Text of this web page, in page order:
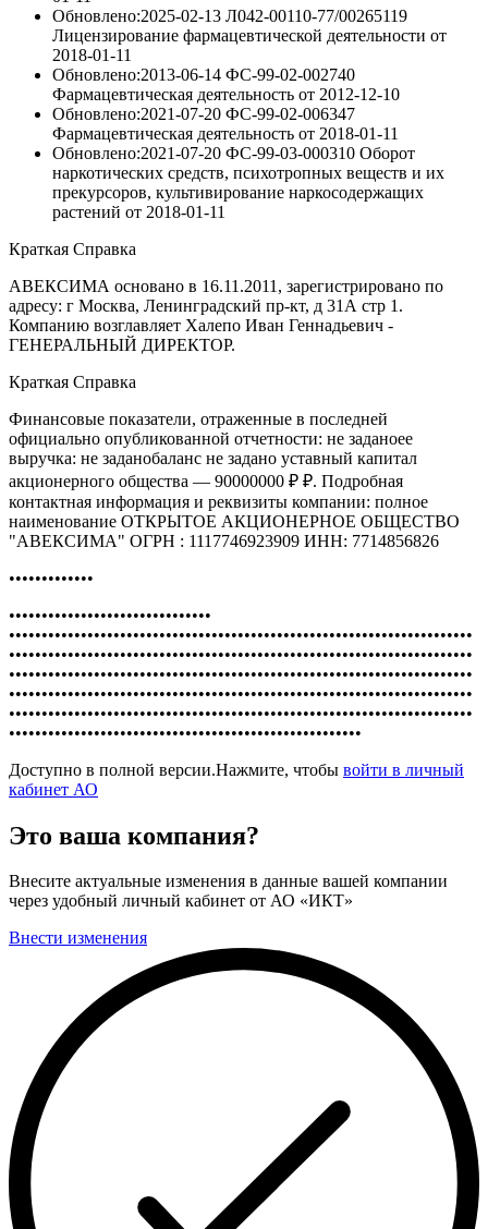
Обновлено:2025-02-13 Л042-00110-77/00265119
Лицензирование фармацевтической деятельности от
2018-01-11
Обновлено:2013-06-14 ФС-99-02-002740
Фармацевтическая деятельность от 2012-12-10
Обновлено:2021-07-20 ФС-99-02-006347
Фармацевтическая деятельность от 2018-01-11
Обновлено:2021-07-20 ФС-99-03-000310 Оборот
наркотических средств, психотропных веществ и их
прекурсоров, культивирование наркосодержащих
растений от 2018-01-11
Краткая Справка
АВЕКСИМА основано в 16.11.2011, зарегистрировано по
адресу: г Москва, Ленинградский пр-кт, д 31А стр 1.
Компанию возглавляет Халепо Иван Геннадьевич -
ГЕНЕРАЛЬНЫЙ ДИРЕКТОР.
Краткая Справка
Финансовые показатели, отраженные в последней
официально опубликованной отчетности: не заданоее
выручка: не заданобаланс не задано уставный капитал
акционерного общества — 90000000 ₽ ₽. Подробная
контактная информация и реквизиты компании: полное
наименование ОТКРЫТОЕ АКЦИОНЕРНОЕ ОБЩЕСТВО
"АВЕКСИМА" ОГРН : 1117746923909 ИНН: 7714856826
•••••••••••••
•••••••••••••••••••••••••••••••
•••••••••••••••••••••••••••••••••••••••••••••••••••••••••••••••••••••••
•••••••••••••••••••••••••••••••••••••••••••••••••••••••••••••••••••••••
•••••••••••••••••••••••••••••••••••••••••••••••••••••••••••••••••••••••
•••••••••••••••••••••••••••••••••••••••••••••••••••••••••••••••••••••••
•••••••••••••••••••••••••••••••••••••••••••••••••••••••••••••••••••••••
••••••••••••••••••••••••••••••••••••••••••••••••••••••
Доступно в полной версии.Нажмите, чтобы войти в личный
кабинет АО
Это ваша компания?
Внесите актуальные изменения в данные вашей компании
через удобный личный кабинет от АО «ИКТ»
Внести изменения